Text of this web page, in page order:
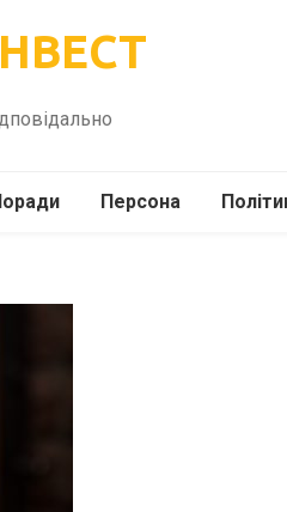
Персона